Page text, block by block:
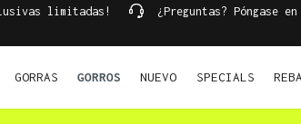
limitadas! ¿Preguntas? Póngase
GORRAS GORROS NUEVO SPECIALS